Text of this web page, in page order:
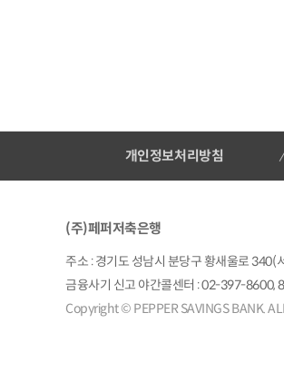
개인정보처리방침
(주)페퍼저축은행
주소 : 경기도 성남시 분당구 황새울로
금융사기 신고 야간콜센터 : 02-397-8600,
Copyright © PEPPER SAVINGS BANK.